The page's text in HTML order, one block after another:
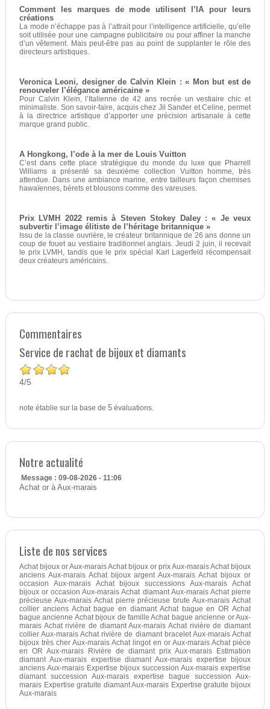
Comment les marques de mode utilisent l’IA pour leurs
créations
La mode n’échappe pas à l’attrait pour l’intelligence artificielle, qu’elle
soit utilisée pour une campagne publicitaire ou pour affiner la manche
d’un vêtement. Mais peut-être pas au point de supplanter le rôle des
directeurs artistiques.
Veronica Leoni, designer de Calvin Klein : « Mon but est de
renouveler l’élégance américaine »
Pour Calvin Klein, l’Italienne de 42 ans recrée un vestiaire chic et
minimaliste. Son savoir-faire, acquis chez Jil Sander et Celine, permet
à la directrice artistique d’apporter une précision artisanale à cette
marque grand public.
A Hongkong, l’ode à la mer de Louis Vuitton
C’est dans cette place stratégique du monde du luxe que Pharrell
Williams a présenté sa deuxième collection Vuitton homme, très
attendue. Dans une ambiance marine, entre tailleurs façon chemises
hawaïennes, bérets et blousons comme des vareuses.
Prix LVMH 2022 remis à Steven Stokey Daley : « Je veux
subvertir l’image élitiste de l’héritage britannique »
Issu de la classe ouvrière, le créateur britannique de 26 ans donne un
coup de fouet au vestiaire traditionnel anglais. Jeudi 2 juin, il recevait
le prix LVMH, tandis que le prix spécial Karl Lagerfeld récompensait
deux créateurs américains.
Commentaires
Service de rachat de bijoux et diamants
4/5
note établie sur la base de 5évaluations.
Notre actualité
Message : 09-08-2026 - 11:06
Achat or à Aux-marais
Liste de nos services
Achat bijoux or Aux-marais Achat bijoux or prix Aux-marais Achat bijoux
anciens Aux-marais Achat bijoux argent Aux-marais Achat bijoux or
occasion Aux-marais Achat bijoux successions Aux-marais Achat
bijoux or occasion Aux-marais Achat diamant Aux-marais Achat pierre
précieuse Aux-marais Achat pierre précieuse brute Aux-marais Achat
collier anciens Achat bague en diamant Achat bague en OR Achat
bague ancienne Achat bijoux de famille Achat bague ancienne or Aux-
marais Achat rivière de diamant Aux-marais Achat rivière de diamant
collier Aux-marais Achat rivière de diamant bracelet Aux-marais Achat
bijoux très cher Aux-marais Achat lingot en or Aux-marais Achat pièce
en OR Aux-marais Rivière de diamant prix Aux-marais Estimation
diamant Aux-marais expertise diamant Aux-marais expertise bijoux
anciens Aux-marais Expertise bijoux succession Aux-marais expertise
diamant succession Aux-marais expertise bague succession Aux-
marais Expertise gratuite diamant Aux-marais Expertise gratuite bijoux
Aux-marais